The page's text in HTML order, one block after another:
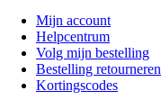
Mijn account
Helpcentrum
Volg mijn bestelling
Bestelling retourneren
Kortingscodes